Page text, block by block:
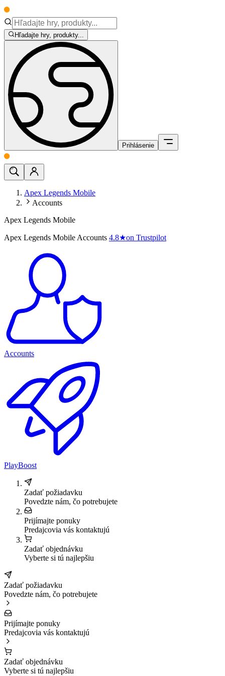
Hľadajte hry, produkty...
Prihlásenie
Apex Legends Mobile
Accounts
Apex Legends Mobile
Apex Legends Mobile Accounts 4.8★on Trustpilot
Accounts
PlayBoost
Zadať požiadavku
Povedzte nám, čo potrebujete
Prijímajte ponuky
Predajcovia vás kontaktujú
Zadať objednávku
Vyberte si tú najlepšiu
Zadať požiadavku
Povedzte nám, čo potrebujete
Prijímajte ponuky
Predajcovia vás kontaktujú
Zadať objednávku
Vyberte si tú najlepšiu